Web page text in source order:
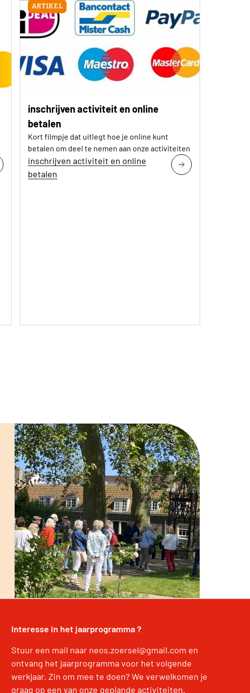
ARTIKEL
inschrijven activiteit en online
betalen
Kort filmpje dat uitlegt hoe je online kunt
betalen om deel te nemen aan onze activiteiten
inschrijven activiteit en online
betalen
Interesse in het jaarprogramma ?
Stuur een mail naar neos.zoersel@gmail.com en
ontvang het jaarprogramma voor het volgende
werkjaar. Zin om mee te doen? We verwelkomen je
graag op een van onze geplande activiteiten.